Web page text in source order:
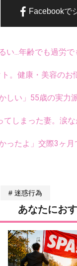
Facebookで
...年齢でも過労で
。健康・美容のお
しい」55歳の実力
てしまった妻。涙
ったよ」交際3ヶ
迷惑行為
あなたにお